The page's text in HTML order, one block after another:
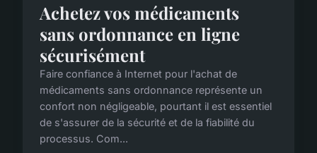
Achetez vos médicaments
sans ordonnance en ligne
sécurisément
Faire confiance à Internet pour l'achat de
médicaments sans ordonnance représente un
confort non négligeable, pourtant il est essentiel
de s'assurer de la sécurité et de la fiabilité du
processus. Com...